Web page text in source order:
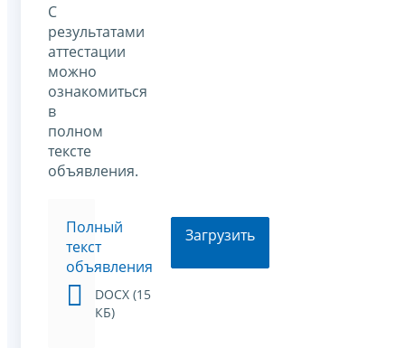
С
результатами
аттестации
можно
ознакомиться
в
полном
тексте
объявления.
Полный
текст
объявления
DOCX (15
КБ)
Загрузить